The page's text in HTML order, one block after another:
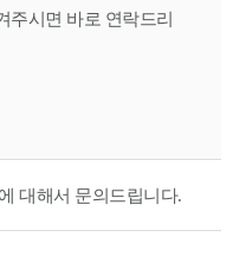
주시면 바로 연락드리
대해서 문의드립니다.